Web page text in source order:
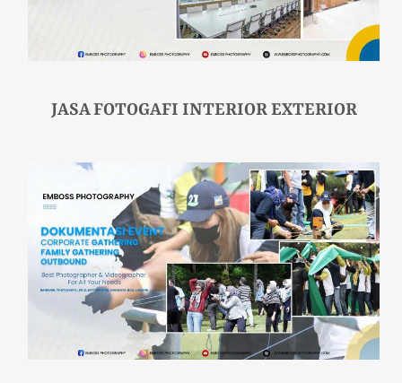
JASA FOTOGAFI INTERIOR EXTERIOR